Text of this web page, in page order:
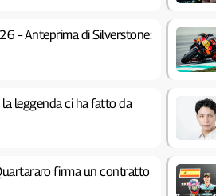
– Anteprima di Silverstone:
leggenda ci ha fatto da
firma un contratto